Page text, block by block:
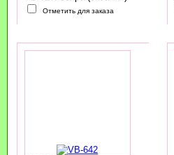
Отметить для заказа